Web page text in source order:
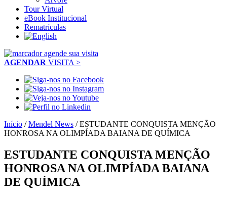
Tour Virtual
eBook Institucional
Rematrículas
AGENDAR VISITA >
Início /Mendel News /ESTUDANTE CONQUISTA MENÇÃO
HONROSA NA OLIMPÍADA BAIANA DE QUÍMICA
ESTUDANTE CONQUISTA MENÇÃO
HONROSA NA OLIMPÍADA BAIANA
DE QUÍMICA